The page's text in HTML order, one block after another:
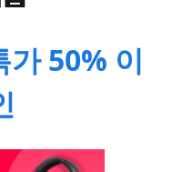
가 50% 이